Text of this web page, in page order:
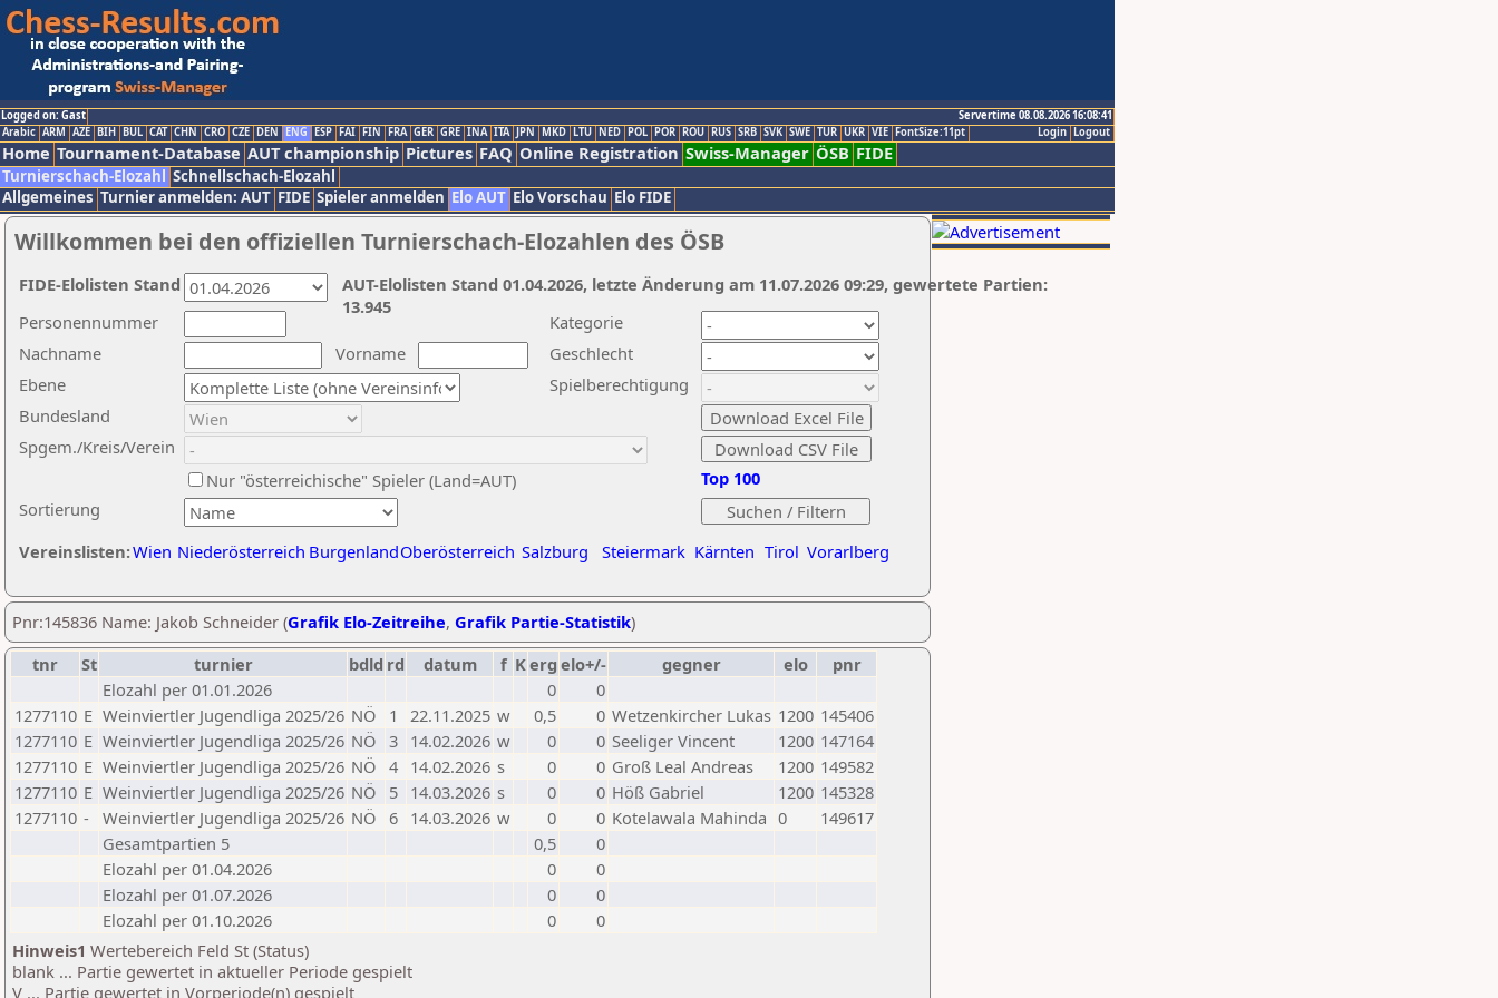
Logged on: Gast
Servertime 08.08.2026 16:08:41
Logout
Login
Arabic ARM AZE BIH BUL CAT CHN CRO CZE DEN ENG ESP FAI FIN FRA GER GRE INA ITA JPN MKD LTU NED POL POR ROU RUS SRB SVK SWE TUR UKR VIE FontSize:11pt
Home Tournament-Database AUT championship Pictures FAQ Online Registration Swiss-Manager ÖSB FIDE
Turnierschach-Elozahl Schnellschach-Elozahl
Allgemeines Turnier anmelden: AUT FIDE Spieler anmelden Elo AUT Elo Vorschau Elo FIDE
Willkommen bei den offiziellen Turnierschach-Elozahlen des ÖSB
Nachname
Vorname
Ebene
Kategorie
Sortierung
Personennummer
Bundesland
Spgem./Kreis/Verein
Geschlecht
Nur "österreichische" Spieler (Land=AUT)
Spielberechtigung
Vereinslisten:Wien Niederösterreich BurgenlandOberösterreich Salzburg Steiermark Kärnten Tirol Vorarlberg
Top 100
AUT-Elolisten Stand 01.04.2026, letzte Änderung am 11.07.2026 09:29, gewertete Partien:
13.945
FIDE-Elolisten Stand
Pnr:145836 Name: Jakob Schneider (Grafik Elo-Zeitreihe, Grafik Partie-Statistik)
tnr
St turnier bdld rd datum f Kerg elo+/- gegner elo
pnr
Elozahl per 01.01.2026
0
0
1277110 E Weinviertler Jugendliga 2025/26 NÖ 1 22.11.2025 w 0,5 0 Wetzenkircher Lukas 1200 145406
1277110 E Weinviertler Jugendliga 2025/26 NÖ 3 14.02.2026 w 0 0 Seeliger Vincent 1200 147164
1277110 E Weinviertler Jugendliga 2025/26 NÖ 4 14.02.2026 s 0 0 Groß Leal Andreas 1200 149582
1277110 E Weinviertler Jugendliga 2025/26 NÖ 5 14.03.2026 s 0 0 Höß Gabriel 1200 145328
1277110 - Weinviertler Jugendliga 2025/26 NÖ 6 14.03.2026 w 0 0 Kotelawala Mahinda 0
149617
Gesamtpartien 5
0,5
0
Elozahl per 01.04.2026
0
0
Elozahl per 01.07.2026
0
0
Elozahl per 01.10.2026
0
0
Hinweis1 Wertebereich Feld St (Status)
blank ... Partie gewertet in aktueller Periode gespielt
V ... Partie gewertet in Vorperiode(n) gespielt